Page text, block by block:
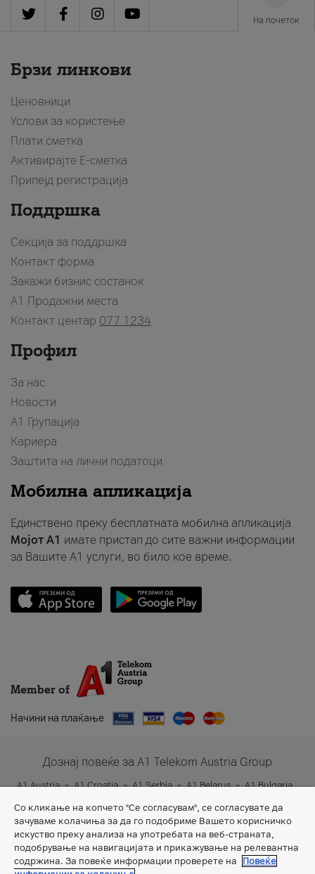
На почеток
Брзи линкови
Ценовници
Услови за користење
Плати сметка
Активирајте Е-сметка
Припејд регистрација
Поддршка
Секција за поддршка
Контакт форма
Закажи бизнис состанок
A1 Продажни места
Контакт центар 077 1234
Профил
За нас
Новости
А1 Групација
Кариера
Заштита на лични податоци
Мобилна апликација
Единствено преку бесплатната мобилна апликација
Мојот A1 имате пристап до сите важни информации
за Вашите A1 услуги, во било кое време.
Member of
Начини на плаќање
Дознај повеќе за A1 Telekom Austria Group
A1 Austria A1 Croatia A1 Serbia A1 Belarus
A1 Bulgaria
Со кликање на копчето "Се согласувам", се согласувате да
зачуваме колачиња за да го подобриме Вашето корисничко
искуство преку анализа на употребата на веб-страната,
подобрување на навигацијата и прикажување на релевантна
содржина. За повеќе информации проверете на
Повеќе